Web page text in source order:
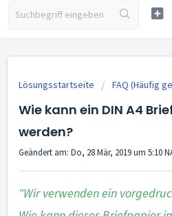
Lösungsstartseite FAQ (Häufig
Wie kann ein DIN A4
werden?
Geändert am: Do, 28 Mär, 2019 um 5:10
"Wir verwenden ein